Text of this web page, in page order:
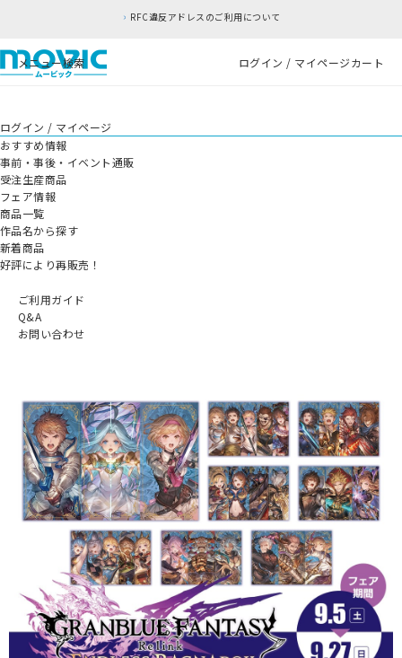
RFC違反アドレスのご利用について
メニュー検索 ログイン / マイページカート
ログイン / マイページ
おすすめ情報
事前・事後・イベント通販
受注生産商品
フェア情報
商品一覧
作品名から探す
新着商品
好評により再販売！
ご利用ガイド
Q&A
お問い合わせ